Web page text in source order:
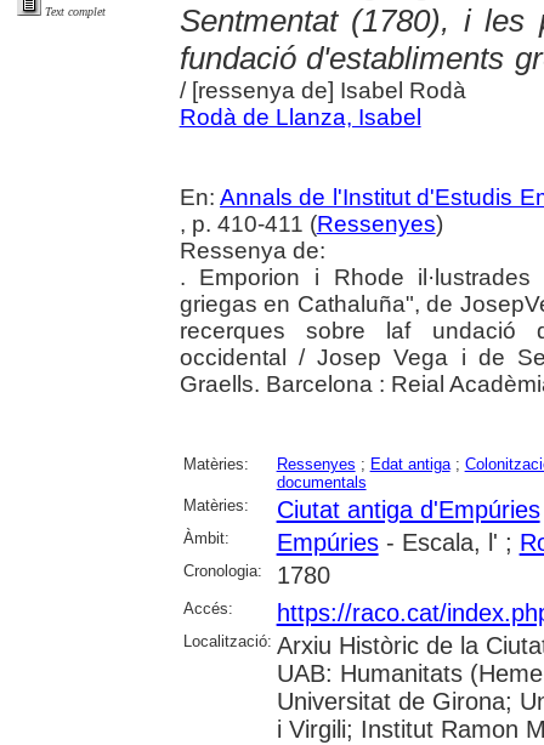
Text complet
Sentmentat (1780), i les
fundació d'establiments
/ [ressenya de] Isabel Rodà
Rodà de Llanza, Isabel
En:Annals de l'Institut d'Estudis
, p. 410-411 (Ressenyes)
Ressenya de:
. Emporion i Rhode
griegas en Cathaluña", de
recerques sobre laf undació
occidental / Josep Vega i de
Graells. Barcelona : Reial
Matèries: Ressenyes ; Edat antiga;
documentals
Matèries:
Ciutat antiga d'Empúries
Àmbit: Empúries- Escala, l' ;
Cronologia: 1780
Accés: https://raco.cat/
Localització: Arxiu Històric de la
UAB: Humanitats
Universitat de Girona;
i Virgili; Institut Ramon